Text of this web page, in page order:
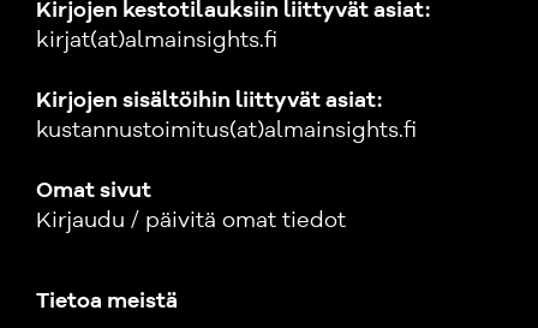
Kirjojen kestotilauksiin liittyvät asiat:
kirjat(at)almainsights.fi
Kirjojen sisältöihin liittyvät asiat:
kustannustoimitus(at)almainsights.fi
Omat sivut
Kirjaudu / päivitä omat tiedot
Tietoa meistä